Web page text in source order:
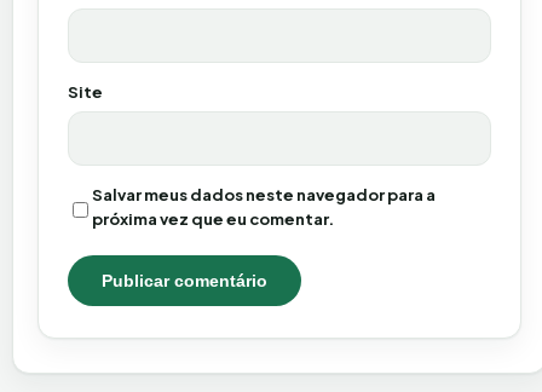
Site
Salvar meus dados neste navegador para a
próxima vez que eu comentar.